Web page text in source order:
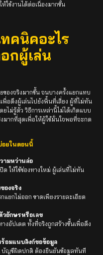
ใช้งานได้ต่อเนื่องมากขึ้น
คนิคอะไร
กผู้เล่น
ของจริงมากขึ้น จนบางครั้งแยกแทบ
พื่อดึงผู้เล่นไปยังพื้นที่เสี่ยง ผู้ที่ไม่ทัน
ไม่รู้ตัว วิธีการเหล่านี้ไม่ได้เกิดแบบ
มากที่สุดเพื่อให้ผู้ใช้มั่นใจพอที่จะกด
อยในตอนนี้
ามหว่านล่อ
ด ให้ใช้ช่องทางใหม่ ผู้เล่นที่ไม่ทัน
องจริง
แยกไม่ออก ขาดเพียงรายละเอียด
วอักษรหรือเลข
งอัปเดต ทั้งที่จริงถูกสร้างขึ้นเพื่อดึง
อมแนบลิงก์ขอข้อมูล
บัญชีผิดปกติ ต้องยืนยันข้อมูลทันที